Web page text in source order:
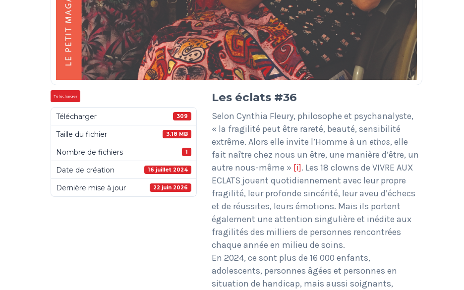
Télécharger
Télécharger 309
Taille du fichier 3.18 MB
Nombre de fichiers 1
Date de création 16 juillet 2024
Dernière mise à jour 22 juin 2026
Les éclats #36
Selon Cynthia Fleury, philosophe et psychanalyste,
« la fragilité peut être rareté, beauté, sensibilité
extrême. Alors elle invite l’Homme à un ethos, elle
fait naître chez nous un être, une manière d’être, un
autre nous-même » [i]. Les 18 clowns de VIVRE AUX
ECLATS jouent quotidiennement avec leur propre
fragilité, leur profonde sincérité, leur aveu d’échecs
et de réussites, leurs émotions. Mais ils portent
également une attention singulière et inédite aux
fragilités des milliers de personnes rencontrées
chaque année en milieu de soins.
En 2024, ce sont plus de 16 000 enfants,
adolescents, personnes âgées et personnes en
situation de handicap, mais aussi soignants,